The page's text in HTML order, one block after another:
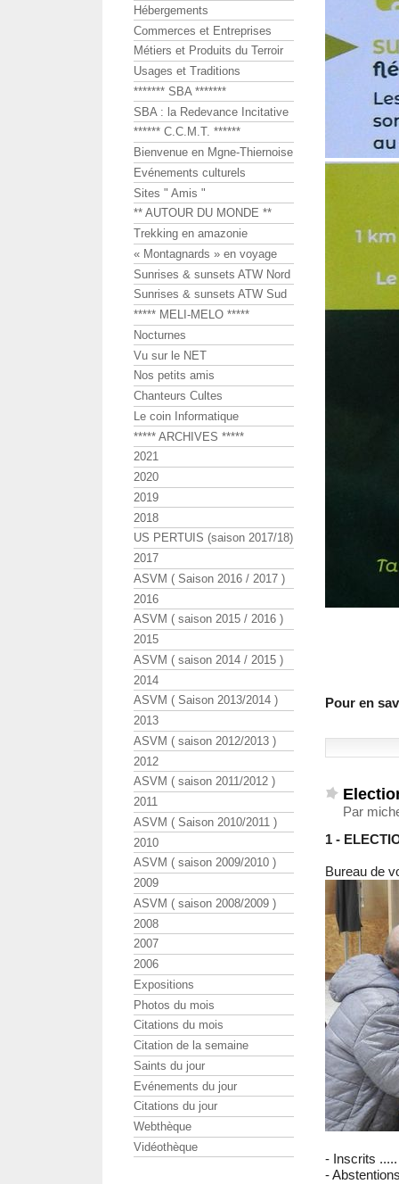
Pour en
Par
1 -
Bureau de
- Inscrits
-
Hébergements
Commerces et Entreprises
Métiers et Produits du Terroir
Usages et Traditions
******* SBA *******
SBA : la Redevance Incitative
****** C.C.M.T. ******
Bienvenue en Mgne-Thiernoise
Evénements culturels
Sites " Amis "
** AUTOUR DU MONDE **
Trekking en amazonie
« Montagnards » en voyage
Sunrises & sunsets ATW Nord
Sunrises & sunsets ATW Sud
***** MELI-MELO *****
Nocturnes
Vu sur le NET
Nos petits amis
Chanteurs Cultes
Le coin Informatique
***** ARCHIVES *****
2021
2020
2019
2018
US PERTUIS (saison 2017/18)
2017
ASVM ( Saison 2016 / 2017 )
2016
ASVM ( saison 2015 / 2016 )
2015
ASVM ( saison 2014 / 2015 )
2014
ASVM ( Saison 2013/2014 )
2013
ASVM ( saison 2012/2013 )
2012
ASVM ( saison 2011/2012 )
2011
ASVM ( Saison 2010/2011 )
2010
ASVM ( saison 2009/2010 )
2009
ASVM ( saison 2008/2009 )
2008
2007
2006
Expositions
Photos du mois
Citations du mois
Citation de la semaine
Saints du jour
Evénements du jour
Citations du jour
Webthèque
Vidéothèque